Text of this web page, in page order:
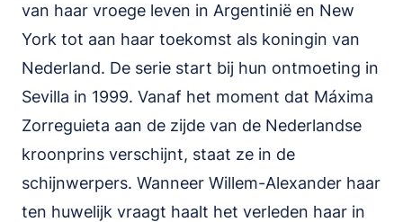
van haar vroege leven in Argentinië en New
York tot aan haar toekomst als koningin van
Nederland. De serie start bij hun ontmoeting in
Sevilla in 1999. Vanaf het moment dat Máxima
Zorreguieta aan de zijde van de Nederlandse
kroonprins verschijnt, staat ze in de
schijnwerpers. Wanneer Willem-Alexander haar
ten huwelijk vraagt haalt het verleden haar in